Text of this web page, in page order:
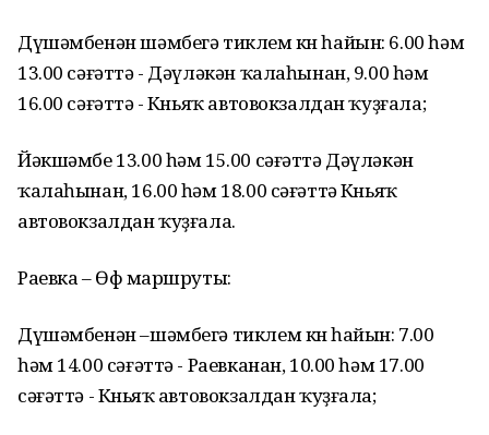
Дүшәмбенән шәмбегә тиклем көн һайын: 6.00 һәм
13.00 сәғәттә - Дәүләкән ҡалаһынан, 9.00 һәм
16.00 сәғәттә - Көньяҡ автовокзалдан ҡуҙғала;
Йәкшәмбе 13.00 һәм 15.00 сәғәттә Дәүләкән
ҡалаһынан, 16.00 һәм 18.00 сәғәттә Көньяҡ
автовокзалдан ҡуҙғала.
Раевка – Өфө маршруты:
Дүшәмбенән –шәмбегә тиклем көн һайын: 7.00
һәм 14.00 сәғәттә - Раевканан, 10.00 һәм 17.00
сәғәттә - Көньяҡ автовокзалдан ҡуҙғала;